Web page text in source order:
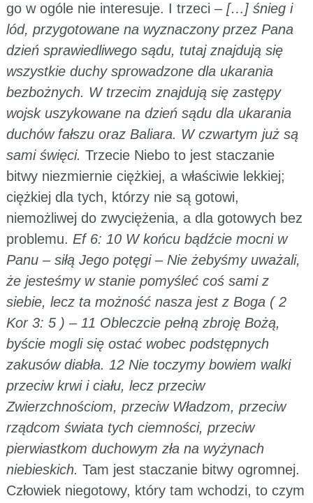
go w ogóle nie interesuje. I trzeci –[…] śnieg i
lód, przygotowane na wyznaczony przez Pana
dzień sprawiedliwego sądu, tutaj znajdują się
wszystkie duchy sprowadzone dla ukarania
bezbożnych. W trzecim znajdują się zastępy
wojsk uszykowane na dzień sądu dla ukarania
duchów fałszu oraz Baliara. W czwartym już są
sami święci. Trzecie Niebo to jest staczanie
bitwy niezmiernie ciężkiej, a właściwie lekkiej;
ciężkiej dla tych, którzy nie są gotowi,
niemożliwej do zwyciężenia, a dla gotowych bez
problemu. Ef 6: 10 W końcu bądźcie mocni w
Panu – siłą Jego potęgi – Nie żebyśmy uważali,
że jesteśmy w stanie pomyśleć coś sami z
siebie, lecz ta możność nasza jest z Boga ( 2
Kor 3: 5 ) – 11 Obleczcie pełną zbroję Bożą,
byście mogli się ostać wobec podstępnych
zakusów diabła. 12 Nie toczymy bowiem walki
przeciw krwi i ciału, lecz przeciw
Zwierzchnościom, przeciw Władzom, przeciw
rządcom świata tych ciemności, przeciw
pierwiastkom duchowym zła na wyżynach
niebieskich. Tam jest staczanie bitwy ogromnej.
Człowiek niegotowy, który tam wchodzi, to czym